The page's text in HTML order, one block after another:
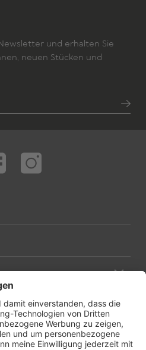
und erhalten Sie
neuen Stücken und